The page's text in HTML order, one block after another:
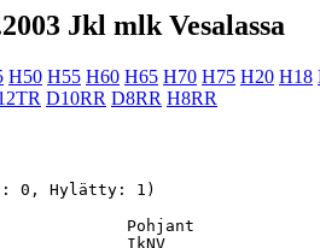
Jkl mlk Vesalassa
H50 H55 H60 H65 H70 H75 H20 H18
D10RR D8RR H8RR
0, Hylätty: 1)
Pohjant
IkNV